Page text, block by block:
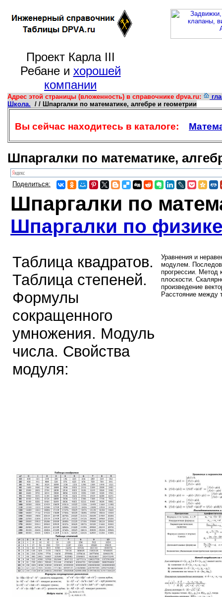
Проект Карла III
Ребане и хорошей
компании
Адрес этой страницы (вложенность) в справочнике dpva.ru:
Школа. / / Шпаргалки по математике, алгебре и геометрии
Вы сейчас находитесь в каталоге:
Шпаргалки по математике,
Поделиться:
Шпаргалки по
Шпаргалки по
Таблица квадратов.
Таблица степеней.
Формулы
сокращенного
умножения. Модуль
числа. Свойства
модуля:
Уравнения и
модулем.
прогрессии. Метод
плоскости.
произведение
Расстояние между